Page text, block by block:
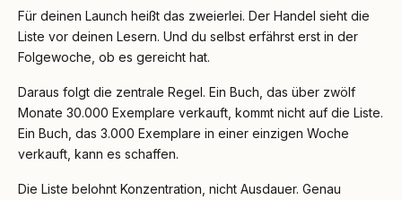
Für deinen Launch heißt das zweierlei. Der Handel sieht die
Liste vor deinen Lesern. Und du selbst erfährst erst in der
Folgewoche, ob es gereicht hat.
Daraus folgt die zentrale Regel. Ein Buch, das über zwölf
Monate 30.000 Exemplare verkauft, kommt nicht auf die Liste.
Ein Buch, das 3.000 Exemplare in einer einzigen Woche
verkauft, kann es schaffen.
Die Liste belohnt Konzentration, nicht Ausdauer. Genau